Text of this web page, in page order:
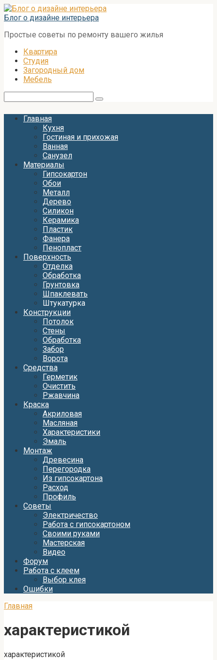
Перейти
к
Блог о дизайне интерьера
Простые советы по ремонту вашего жилья
Квартира
Студия
Загородный дом
Мебель
Главная
Кухня
Гостиная и прихожая
Ванная
Санузел
Материалы
Гипсокартон
Обои
Металл
Дерево
Силикон
Керамика
Пластик
Фанера
Пенопласт
Поверхность
Отделка
Обработка
Грунтовка
Шпаклевать
Штукатурка
Конструкции
Потолок
Стены
Обработка
Забор
Ворота
Средства
Герметик
Очистить
Ржавчина
Краска
Акриловая
Масляная
Характеристики
Эмаль
Монтаж
Древесина
Перегородка
Из гипсокартона
Расход
Профиль
Советы
Электричество
Работа с гипсокартоном
Своими руками
Мастерская
Видео
Форум
Работа с клеем
Выбор клея
Ошибки
Главная
характеристикой
характеристикой